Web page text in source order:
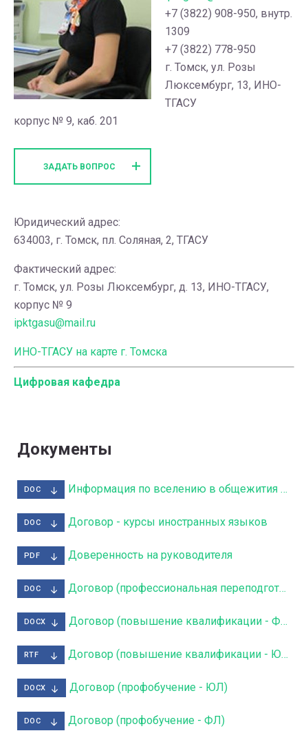
+7 (3822) 908-950, внутр.
1309
+7 (3822) 778-950
г. Томск, ул. Розы
Люксембург, 13, ИНО-
ТГАСУ
корпус № 9, каб. 201
ЗАДАТЬ ВОПРОС
Юридический адрес:
634003, г. Томск, пл. Соляная, 2, ТГАСУ
Фактический адрес:
г. Томск, ул. Розы Люксембург, д. 13, ИНО-ТГАСУ,
корпус № 9
ipktgasu@mail.ru
ИНО-ТГАСУ на карте г. Томска
Цифровая кафедра
Документы
DOC Информация по вселению в общежития для студентов заочной формы ЗФ и ИНО
DOC Договор - курсы иностранных языков
PDF Доверенность на руководителя
DOC Договор (профессиональная переподготовка)
DOCX Договор (повышение квалификации - ФЛ)
RTF Договор (повышение квалификации - ЮЛ)
DOCX Договор (профобучение - ЮЛ)
DOC Договор (профобучение - ФЛ)